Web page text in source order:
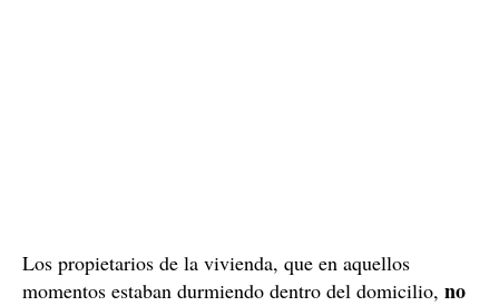
Los propietarios de la vivienda, que en aquellos
momentos estaban durmiendo dentro del domicilio, no